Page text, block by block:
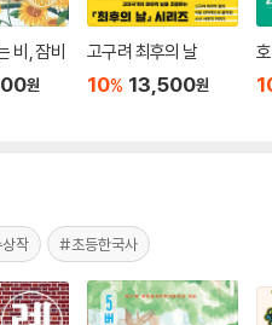
비, 잠비
원
고구려 최후의 날
10% 13,500원
작 #초등한국사